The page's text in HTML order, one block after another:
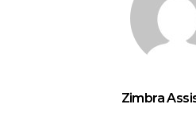
Zimbra